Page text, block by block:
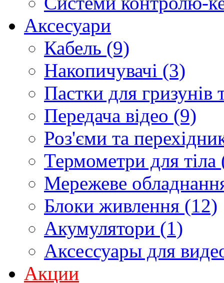
Аксесуари
Кабель (9)
Накопичувачі (3)
Пастки для гризунів
Передача відео (9)
Роз'єми та
Термометри для тіла
Мережеве
Блоки живлення (12)
Акумулятори (1)
Аксессуары для
Акции